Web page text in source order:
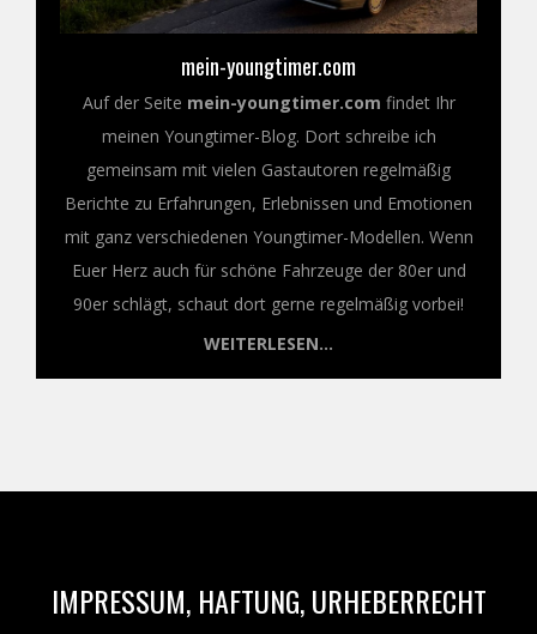
mein-youngtimer.com
Auf der Seite mein-youngtimer.com findet Ihr
meinen Youngtimer-Blog. Dort schreibe ich
gemeinsam mit vielen Gastautoren regelmäßig
Berichte zu Erfahrungen, Erlebnissen und Emotionen
mit ganz verschiedenen Youngtimer-Modellen. Wenn
Euer Herz auch für schöne Fahrzeuge der 80er und
90er schlägt, schaut dort gerne regelmäßig vorbei!
WEITERLESEN...
IMPRESSUM, HAFTUNG, URHEBERRECHT